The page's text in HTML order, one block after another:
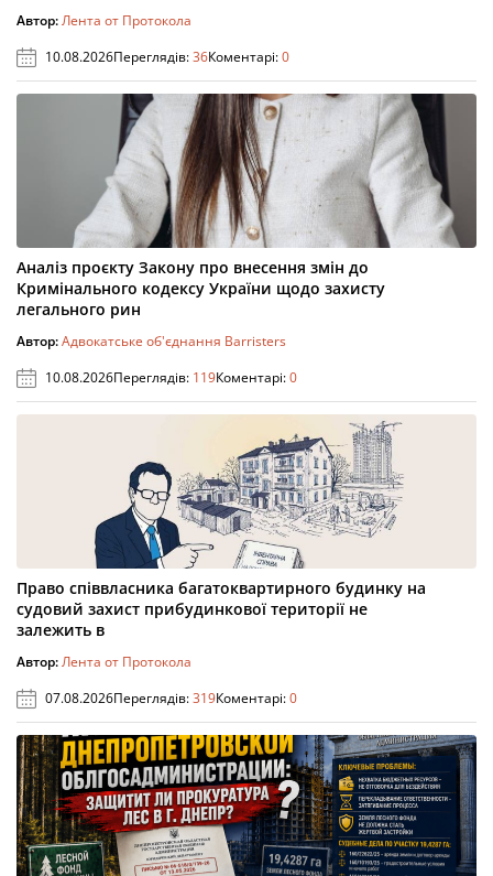
Автор:Лента от Протокола
10.08.2026Переглядів:36Коментарі:0
Аналіз проєкту Закону про внесення змін до
Кримінального кодексу України щодо захисту
легального рин
Автор:Адвокатське об'єднання Barristers
10.08.2026Переглядів: 119Коментарі:0
Право співвласника багатоквартирного будинку на
судовий захист прибудинкової території не
залежить в
Автор:Лента от Протокола
07.08.2026Переглядів:319Коментарі:0